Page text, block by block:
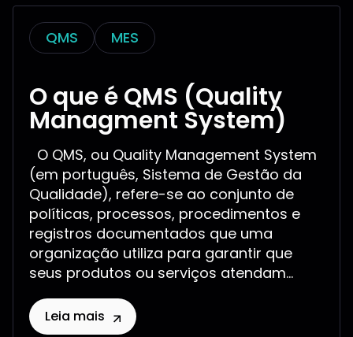
QMS MES
O que é QMS (Quality
Managment System)
O QMS, ou Quality Management System
(em português, Sistema de Gestão da
Qualidade), refere-se ao conjunto de
políticas, processos, procedimentos e
registros documentados que uma
organização utiliza para garantir que
seus produtos ou serviços atendam...
Leia mais